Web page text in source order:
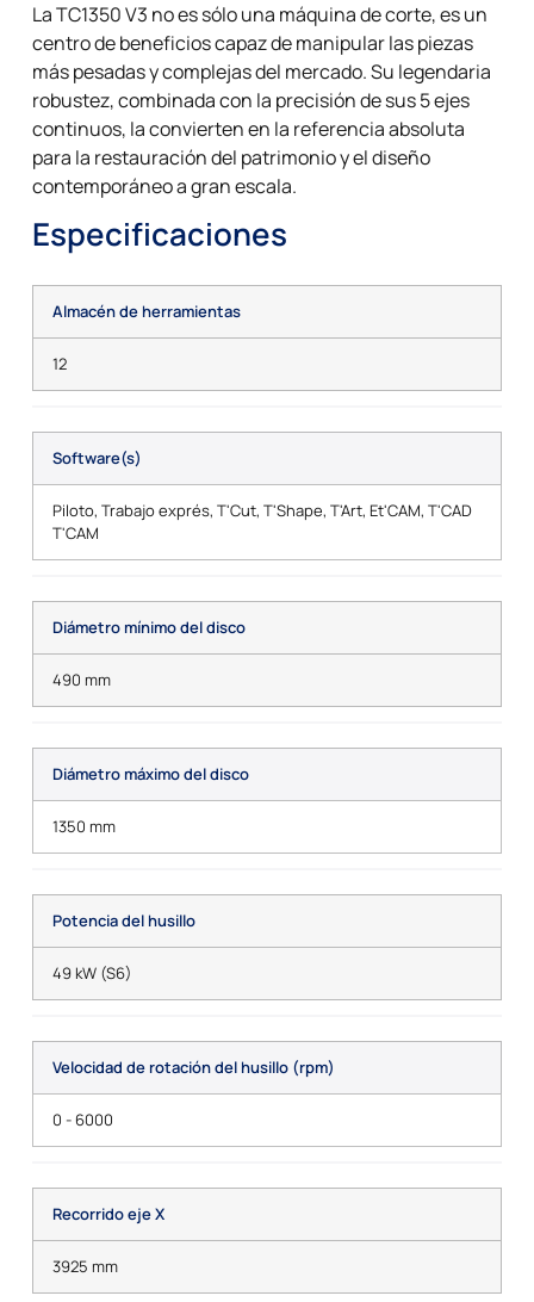
La TC1350 V3 no es sólo una máquina de corte, es un
centro de beneficios capaz de manipular las piezas
más pesadas y complejas del mercado. Su legendaria
robustez, combinada con la precisión de sus 5 ejes
continuos, la convierten en la referencia absoluta
para la restauración del patrimonio y el diseño
contemporáneo a gran escala.
Especificaciones
Almacén de herramientas
12
Software(s)
Piloto, Trabajo exprés, T'Cut, T'Shape, T'Art, Et'CAM, T'CAD
T'CAM
Diámetro mínimo del disco
490 mm
Diámetro máximo del disco
1350 mm
Potencia del husillo
49 kW (S6)
Velocidad de rotación del husillo (rpm)
0 - 6000
Recorrido eje X
3925 mm